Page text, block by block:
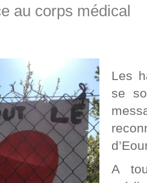
au corps médical
Les
se
A